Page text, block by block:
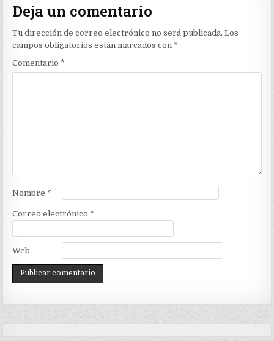
Deja un comentario
Tu dirección de correo electrónico no será publicada. Los
campos obligatorios están marcados con *
Comentario *
Nombre *
Correo electrónico *
Web